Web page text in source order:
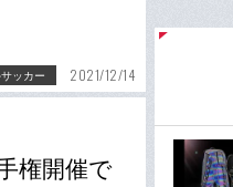
ッカー 2021/12/14
権開催で